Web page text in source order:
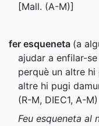
[Mall. (A-M)]
fer esqueneta (a
ajudar a enfilar-
perquè un altre
altre hi pugi
(R-M, DIEC1, A-M)
Feu esqueneta al